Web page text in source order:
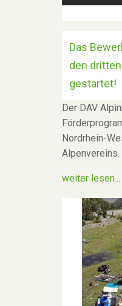
Das
den
gestartet!
Der DAV
Nordrhein-
Alpenvereins.
weiter lesen...